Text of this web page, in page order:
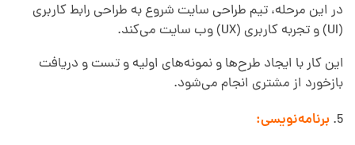
در این مرحله، تیم طراحی سایت شروع به طراحی رابط کاربری
(UI) و تجربه کاربری (UX) وب سایت می‌کند.
این کار با ایجاد طرح‌ها و نمونه‌های اولیه و تست و دریافت
بازخورد از مشتری انجام می‌شود.
برنامه‌نویسی: